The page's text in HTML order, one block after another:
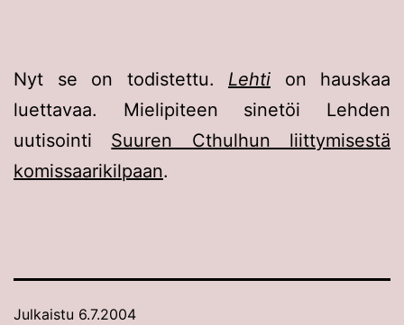
Nyt se on todistettu. Lehti on hauskaa
luettavaa. Mielipiteen sinetöi Lehden
uutisointi Suuren Cthulhun liittymisestä
komissaarikilpaan.
Julkaistu 6.7.2004